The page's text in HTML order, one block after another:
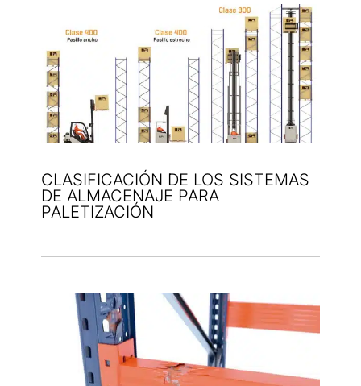
CLASIFICACIÓN DE LOS SISTEMAS
DE ALMACENAJE PARA
PALETIZACIÓN